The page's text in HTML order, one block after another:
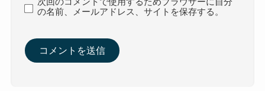
次回のコメントで使用するためブラウザーに自分
の名前、メールアドレス、サイトを保存する。